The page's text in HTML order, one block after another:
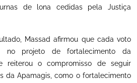
de lona cedidas pela Justiça
Massad afirmou que cada voto
no projeto de fortalecimento da
reiterou o compromisso de seguir
da Apamagis, como o fortalecimento